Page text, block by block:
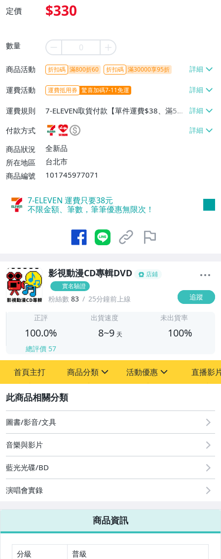
定價 $330
數量
商品活動 折扣碼 滿800折60 折扣碼 滿30000享95折
運費活動 運費抵用券 驚喜加碼7-11免運
運費規則
7-ELEVEN取貨付款【單件運費$38、滿5件
或消費滿$1999免運費】、萊爾富取貨付款
【單件運費$60、滿5件或消費滿$1999免
運費】、宅配/貨運【單件運費$130】
付款方式
商品狀況
全新品
所在地區
台北市
商品編號
101745977071
7-ELEVEN 運費只要38元
不限金額、筆數，筆筆優惠無限次！
影視動漫CD專輯DVD
店鋪
實名驗證
粉絲數 83 25分鐘前上線 追蹤
正評
100.0%
總評價 57
出貨速度
8~9 天
未出貨率
100%
首頁主打 商品分類
其它
活動優惠
[全店] 粉絲專享
[全店] 週年慶
直播影
圖書/影音/文具
音樂與影片
藍光光碟/BD
演唱會實錄
商品資訊
分級 普級